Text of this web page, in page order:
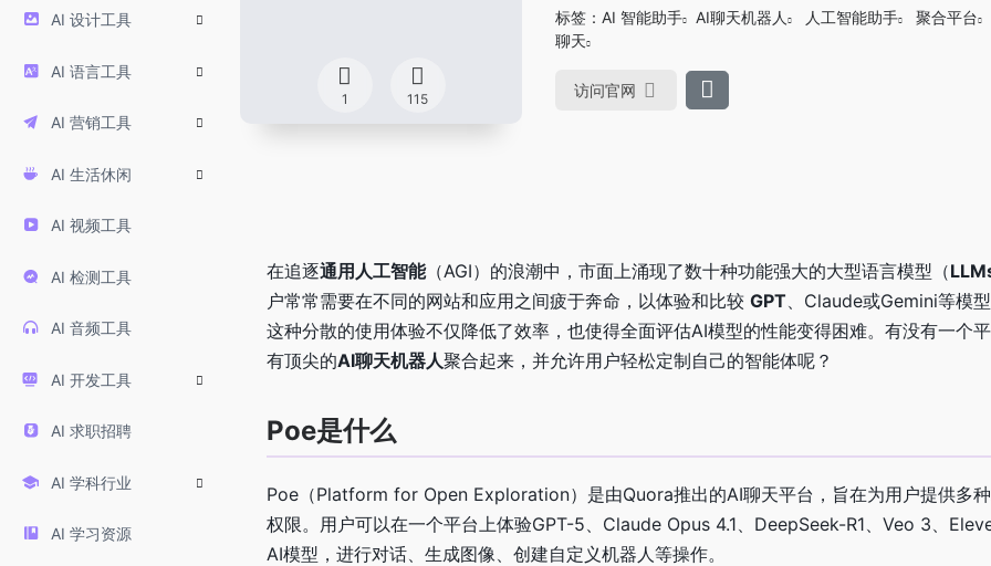
AI 设计工具
AI 语言工具
AI 营销工具
AI 生活休闲
AI 视频工具
AI 检测工具
AI 音频工具
AI 开发工具
AI 求职招聘
AI 学科行业
AI 学习资源
1 115
标签： AI 智能助手 AI聊天机器人 人工智能助手 聚合平台
聊天
访问官网
在追逐通用人工智能（AGI）的浪潮中，市面上涌现了数十种功能强大的大型语言模型（
户常常需要在不同的网站和应用之间疲于奔命，以体验和比较 GPT、Claude或Gemini等模型
这种分散的使用体验不仅降低了效率，也使得全面评估AI模型的性能变得困难。有没有一个
有顶尖的AI聊天机器人聚合起来，并允许用户轻松定制自己的智能体呢？
Poe是什么
Poe（Platform for Open Exploration）是由Quora推出的AI聊天平台，旨在为用户提供多
权限。用户可以在一个平台上体验GPT-5、Claude Opus 4.1、DeepSeek-R1、Veo 3、
AI模型，进行对话、生成图像、创建自定义机器人等操作。